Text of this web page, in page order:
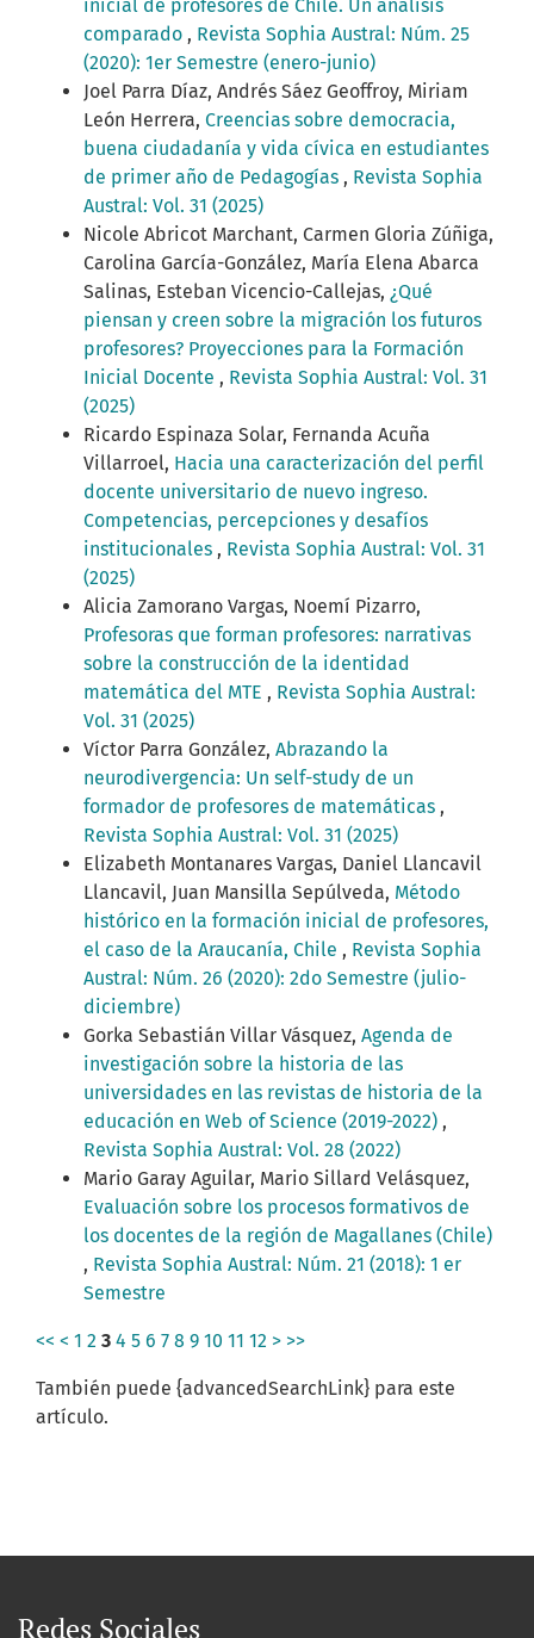
inicial de profesores de Chile. Un análisis
comparado , Revista Sophia Austral: Núm. 25
(2020): 1er Semestre (enero-junio)
Joel Parra Díaz, Andrés Sáez Geoffroy, Miriam
León Herrera, Creencias sobre democracia,
buena ciudadanía y vida cívica en estudiantes
de primer año de Pedagogías , Revista Sophia
Austral: Vol. 31 (2025)
Nicole Abricot Marchant, Carmen Gloria Zúñiga,
Carolina García-González, María Elena Abarca
Salinas, Esteban Vicencio-Callejas, ¿Qué
piensan y creen sobre la migración los futuros
profesores? Proyecciones para la Formación
Inicial Docente , Revista Sophia Austral: Vol. 31
(2025)
Ricardo Espinaza Solar, Fernanda Acuña
Villarroel, Hacia una caracterización del perfil
docente universitario de nuevo ingreso.
Competencias, percepciones y desafíos
institucionales , Revista Sophia Austral: Vol. 31
(2025)
Alicia Zamorano Vargas, Noemí Pizarro,
Profesoras que forman profesores: narrativas
sobre la construcción de la identidad
matemática del MTE , Revista Sophia Austral:
Vol. 31 (2025)
Víctor Parra González, Abrazando la
neurodivergencia: Un self-study de un
formador de profesores de matemáticas ,
Revista Sophia Austral: Vol. 31 (2025)
Elizabeth Montanares Vargas, Daniel Llancavil
Llancavil, Juan Mansilla Sepúlveda, Método
histórico en la formación inicial de profesores,
el caso de la Araucanía, Chile , Revista Sophia
Austral: Núm. 26 (2020): 2do Semestre (julio-
diciembre)
Gorka Sebastián Villar Vásquez, Agenda de
investigación sobre la historia de las
universidades en las revistas de historia de la
educación en Web of Science (2019-2022) ,
Revista Sophia Austral: Vol. 28 (2022)
Mario Garay Aguilar, Mario Sillard Velásquez,
Evaluación sobre los procesos formativos de
los docentes de la región de Magallanes (Chile)
, Revista Sophia Austral: Núm. 21 (2018): 1 er
Semestre
<< < 1 2 3 4 5 6 7 8 9 10 11 12 > >>
También puede {advancedSearchLink} para este
artículo.
Redes Sociales